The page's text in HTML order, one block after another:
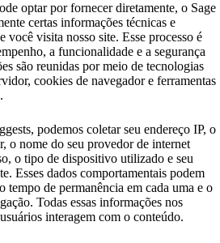
optar por fornecer diretamente, o Sage
certas informações técnicas e
você visita nosso site. Esse processo é
a funcionalidade e a segurança
são reunidas por meio de tecnologias
cookies de navegador e ferramentas
podemos coletar seu endereço IP, o
o nome do seu provedor de internet
o tipo de dispositivo utilizado e seu
Esses dados comportamentais podem
tempo de permanência em cada uma e o
Todas essas informações nos
interagem com o conteúdo.